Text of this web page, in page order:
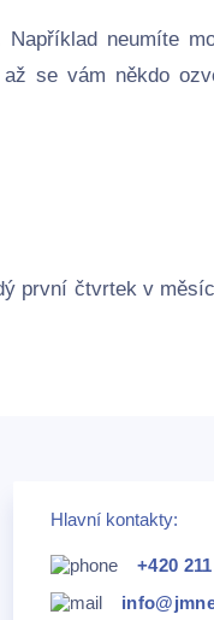
neumíte
se vám někdo
první čtvrtek v
Hlavní kontakty:
+420